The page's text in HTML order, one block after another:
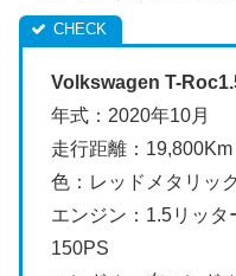
Volkswagen T-
年式：2020年10月
走行距離：19,800Km
色：レッドメタリック
エンジン：1.5リッ
150PS